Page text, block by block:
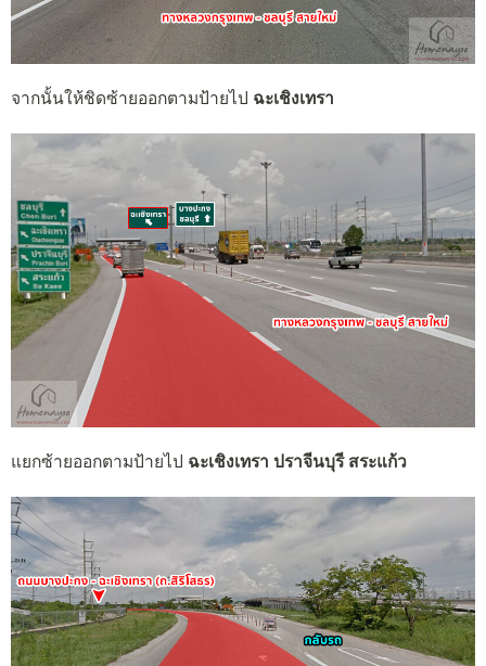
จากนั้นให้ชิดซ้ายออกตามป้ายไป ฉะเชิงเทรา
แยกซ้ายออกตามป้ายไป ฉะเชิงเทรา ปราจีนบุรี สระแก้ว